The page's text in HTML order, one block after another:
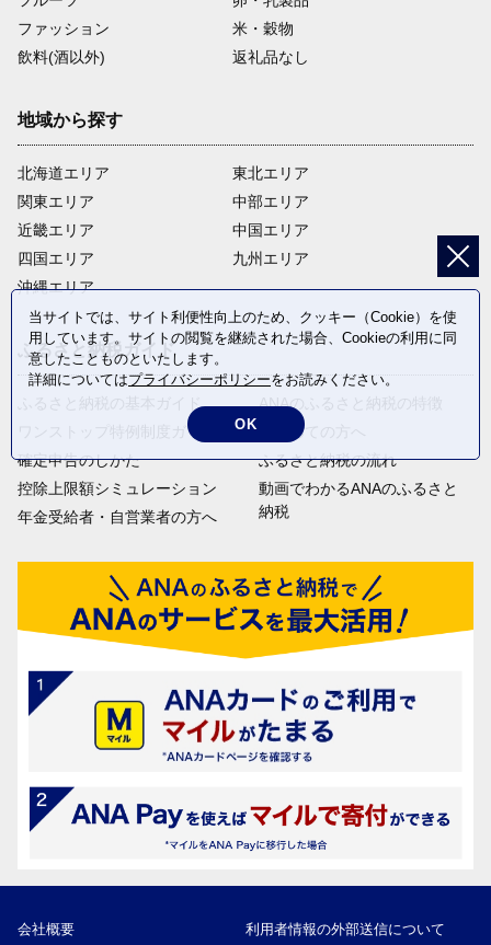
ファッション
米・穀物
飲料(酒以外)
返礼品なし
地域から探す
北海道エリア
関東エリア
近畿エリア
四国エリア
沖縄エリア
東北エリア
中部エリア
中国エリア
九州エリア
ふるさと納税ガイド
ふるさと納税の基本ガイド
ワンストップ特例制度ガイド
確定申告のしかた
控除上限額シミュレーション
年金受給者・自営業者の方へ
ANAのふるさと納税の特徴
はじめての方へ
ふるさと納税の流れ
動画でわかるANAのふるさと
納税
会社概要 利用者情報の外部送信について
当サイトでは、サイト利便性向上のため、クッキー（Cookie）を使
用しています。サイトの閲覧を継続された場合、Cookieの利用に同
意したことものといたします。
詳細についてはプライバシーポリシーをお読みください。
OK